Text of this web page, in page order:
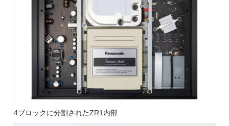
4ブロックに分割されたZR1内部